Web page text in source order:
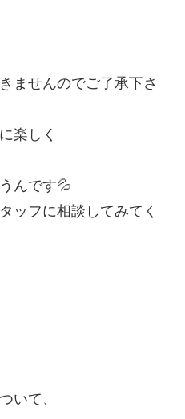
ませんのでご了承下さ
楽しく
んです💦
ッフに相談してみてく
いて、